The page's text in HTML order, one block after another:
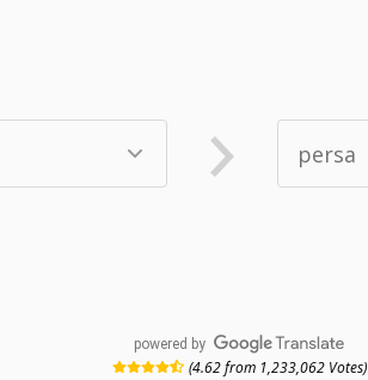
powered by
(4.62 from 1,233,062 Votes)